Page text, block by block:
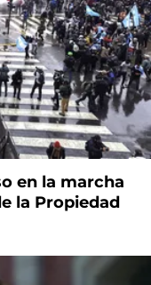
en la marcha
la Propiedad